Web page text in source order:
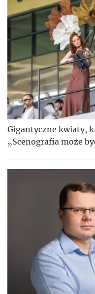
Gigantyczne kwiaty,
„Scenografia może